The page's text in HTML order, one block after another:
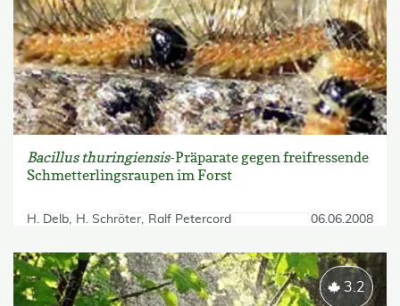
Bacillus thuringiensis-Präparate gegen freifressende
Schmetterlingsraupen im Forst
H. Delb H. Schröter Ralf Petercord 06.06.2008
3.2